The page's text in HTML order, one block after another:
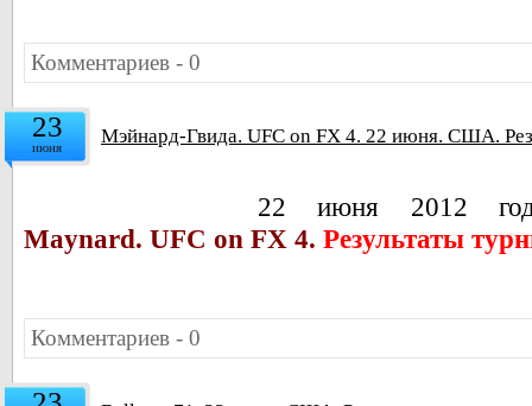
Комментариев - 0
23
июня Мэйнард-Гвида. UFC on FX 4. 22 июня. США.
22 июня 2012
Maynard. UFC on FX 4. Результаты
Комментариев - 0